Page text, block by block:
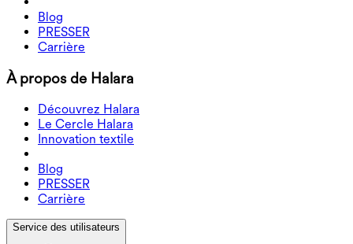
Blog
PRESSER
Carrière
À propos de Halara
Découvrez Halara
Le Cercle Halara
Innovation textile
Blog
PRESSER
Carrière
Service des utilisateurs